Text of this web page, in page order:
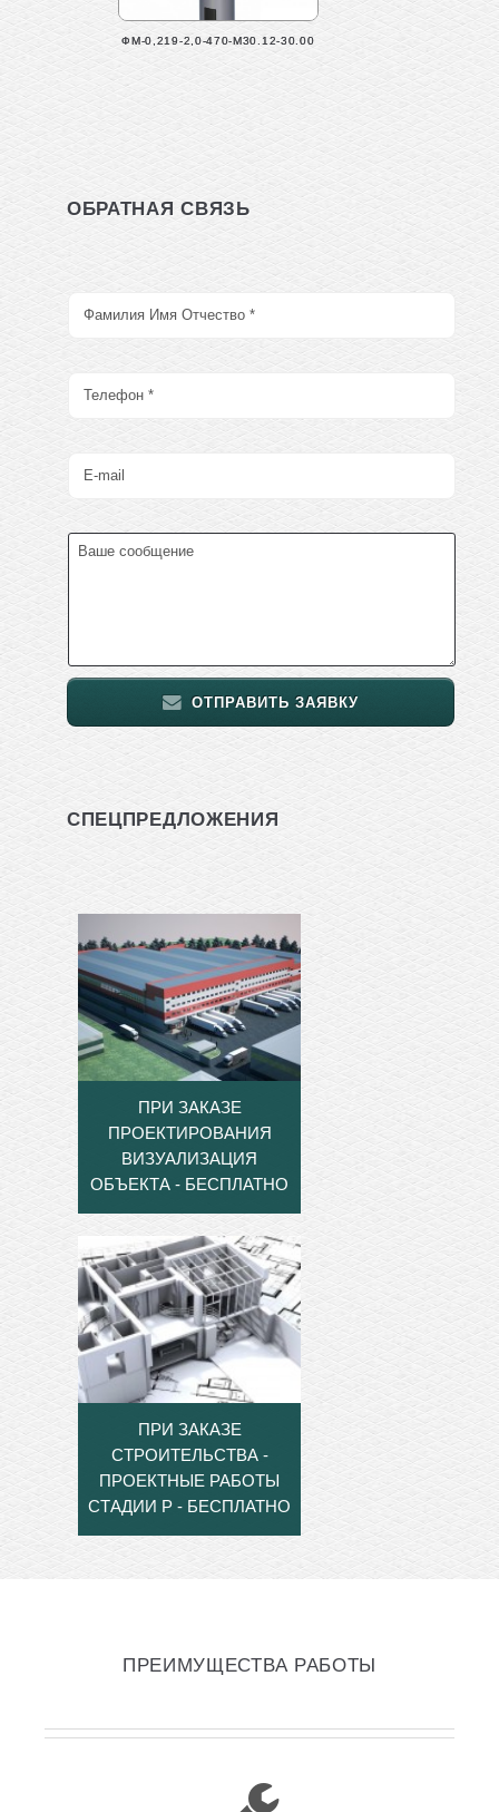
ФМ-0,219-2,0-470-М30.12-30.00
ОБРАТНАЯ СВЯЗЬ
ОТПРАВИТЬ ЗАЯВКУ
СПЕЦПРЕДЛОЖЕНИЯ
ПРИ ЗАКАЗЕ
ПРОЕКТИРОВАНИЯ
ВИЗУАЛИЗАЦИЯ
ОБЪЕКТА - БЕСПЛАТНО
ПРИ ЗАКАЗЕ
СТРОИТЕЛЬСТВА -
ПРОЕКТНЫЕ РАБОТЫ
СТАДИИ Р - БЕСПЛАТНО
ПРЕИМУЩЕСТВА РАБОТЫ